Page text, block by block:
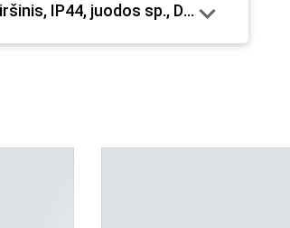
IP44, juodos sp., D.3710WC“